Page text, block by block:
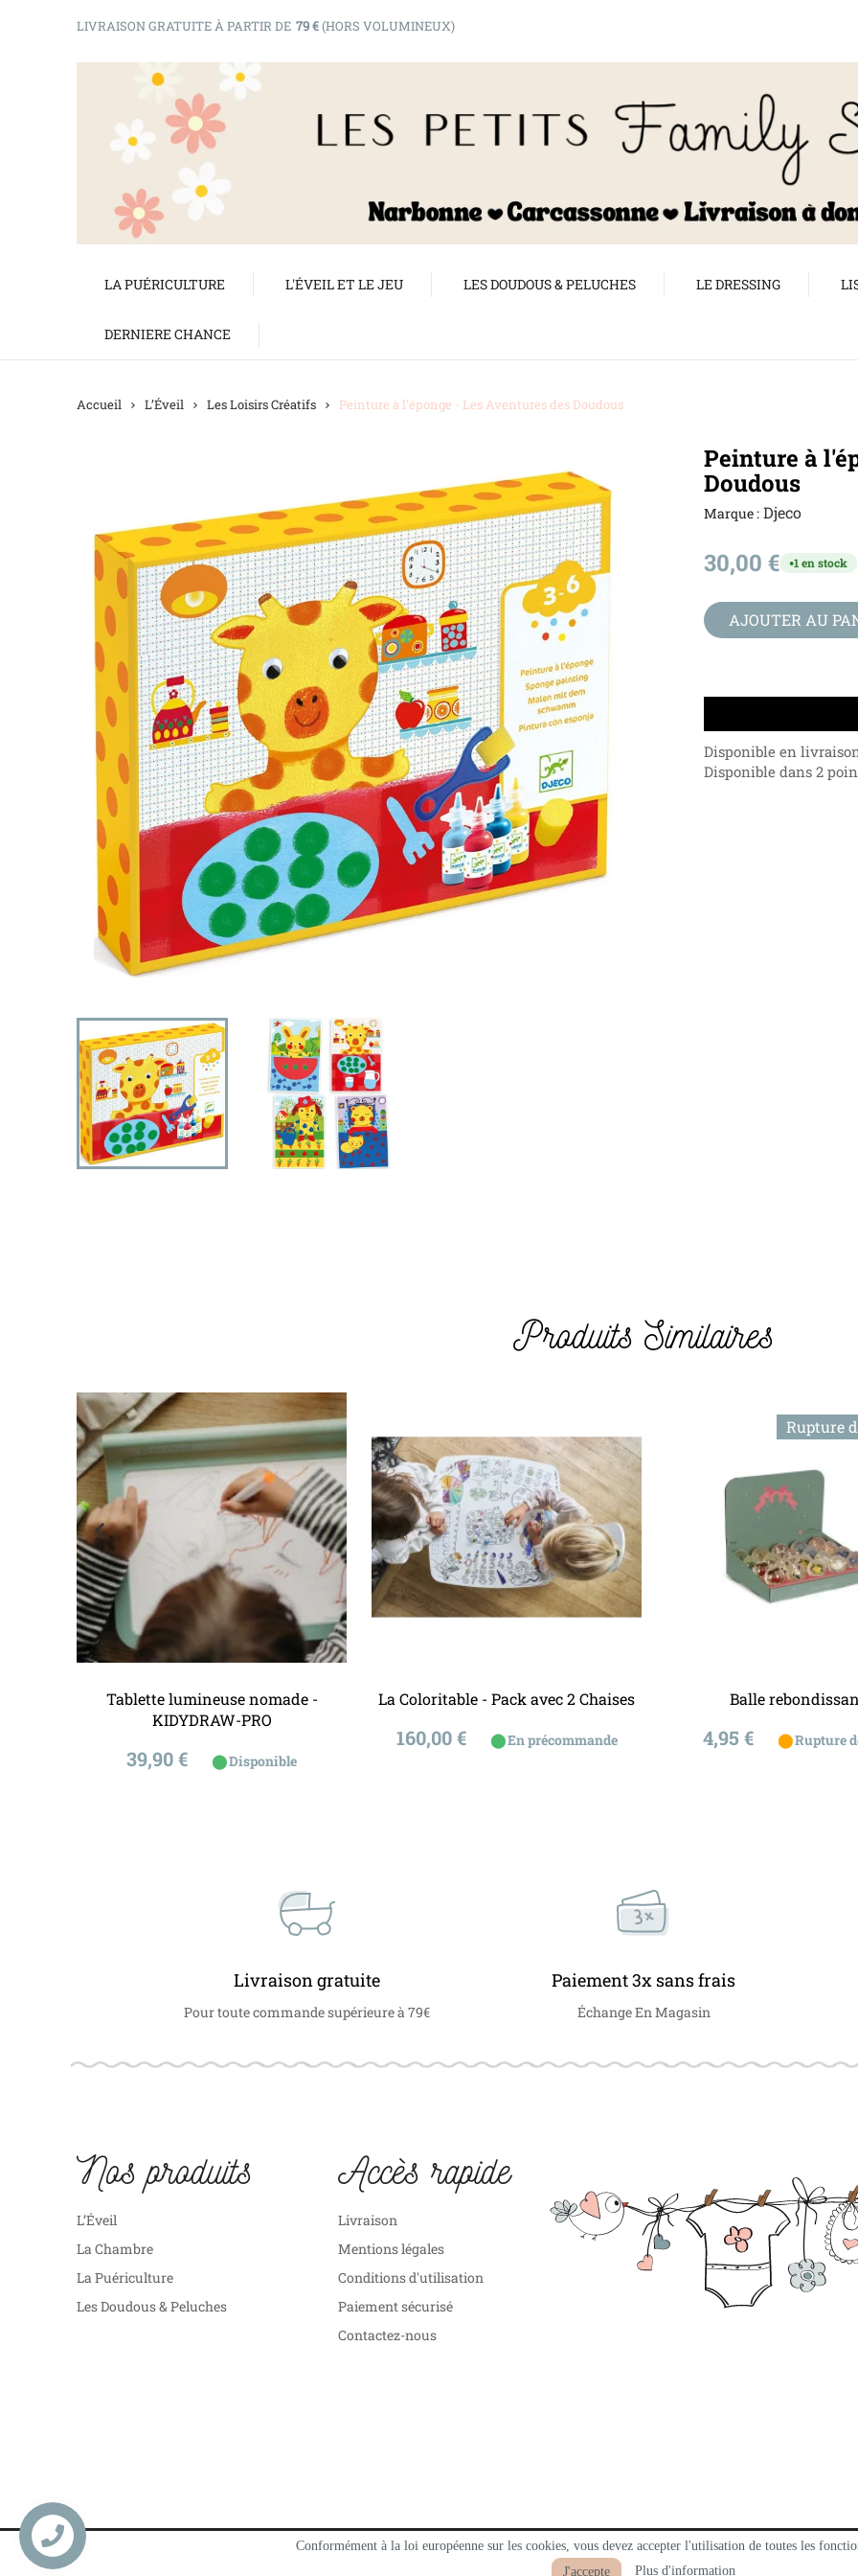
Conformément à la loi européenne sur les cookies, vous devez accepter l'utilisation de toutes les
J'accepte
Plus d'information
LIVRAISON GRATUITE À PARTIR DE 79 €(HORS VOLUMINEUX)
LA PUÉRICULTURE L'ÉVEIL ET LE JEU LES DOUDOUS & PELUCHES LE DRESSING
DERNIERE CHANCE
Accueil L’Éveil Les Loisirs Créatifs Peinture à l'éponge - Les Aventures des Doudous
Peinture à
Doudous
Marque : Djeco
30,00 € ●1 en stock
AJOUTER AU
Disponible en
Disponible dans 2
Produits Similaires
Tablette lumineuse nomade -
KIDYDRAW-PRO
Prix
39,90 € ⬤Disponible
Ajouter au panier
La Coloritable - Pack avec 2 Chaises
Prix
160,00 € ⬤En précommande
Balle
Prix
4,95 € ⬤Rupture
Rupture
Next
Livraison gratuite
Pour toute commande supérieure à 79€
Paiement 3x sans frais
Échange En Magasin
Nos produits
L’Éveil
La Chambre
La Puériculture
Les Doudous & Peluches
Accès rapide
Livraison
Mentions légales
Conditions d'utilisation
Paiement sécurisé
Contactez-nous
Contactez
nous